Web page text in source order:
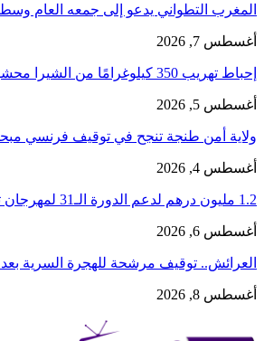
المغرب التطواني يدعو إلى جمعه العام
أغسطس 7, 2026
إحباط تهريب 350 كيلوغرامًا من الشيرا محشوة داخل قوالب…
أغسطس 5, 2026
ولاية أمن طنجة تنجح في توقيف فرنسي
أغسطس 4, 2026
1.2 مليون درهم لدعم الدورة الـ31 لمهرجان تطوان لسينما البحر…
أغسطس 6, 2026
العرائش.. توقيف مرشحة للهجرة السرية
أغسطس 8, 2026